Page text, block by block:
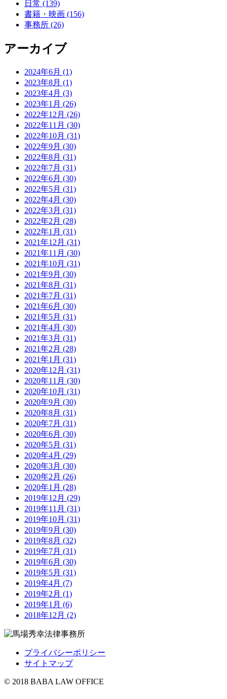
日常 (139)
書籍・映画 (156)
事務所 (26)
アーカイブ
2024年6月 (1)
2023年8月 (1)
2023年4月 (3)
2023年1月 (26)
2022年12月 (26)
2022年11月 (30)
2022年10月 (31)
2022年9月 (30)
2022年8月 (31)
2022年7月 (31)
2022年6月 (30)
2022年5月 (31)
2022年4月 (30)
2022年3月 (31)
2022年2月 (28)
2022年1月 (31)
2021年12月 (31)
2021年11月 (30)
2021年10月 (31)
2021年9月 (30)
2021年8月 (31)
2021年7月 (31)
2021年6月 (30)
2021年5月 (31)
2021年4月 (30)
2021年3月 (31)
2021年2月 (28)
2021年1月 (31)
2020年12月 (31)
2020年11月 (30)
2020年10月 (31)
2020年9月 (30)
2020年8月 (31)
2020年7月 (31)
2020年6月 (30)
2020年5月 (31)
2020年4月 (29)
2020年3月 (30)
2020年2月 (26)
2020年1月 (28)
2019年12月 (29)
2019年11月 (31)
2019年10月 (31)
2019年9月 (30)
2019年8月 (32)
2019年7月 (31)
2019年6月 (30)
2019年5月 (31)
2019年4月 (7)
2019年2月 (1)
2019年1月 (6)
2018年12月 (2)
プライバシーポリシー
サイトマップ
© 2018 BABA LAW OFFICE